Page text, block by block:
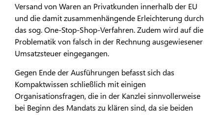
Versand von Waren an Privatkunden innerhalb der EU
und die damit zusammenhängende Erleichterung durch
das sog. One-Stop-Shop-Verfahren. Zudem wird auf die
Problematik von falsch in der Rechnung ausgewiesener
Umsatzsteuer eingegangen.
Gegen Ende der Ausführungen befasst sich das
Kompaktwissen schließlich mit einigen
Organisationsfragen, die in der Kanzlei sinnvollerweise
bei Beginn des Mandats zu klären sind, da sie beiden